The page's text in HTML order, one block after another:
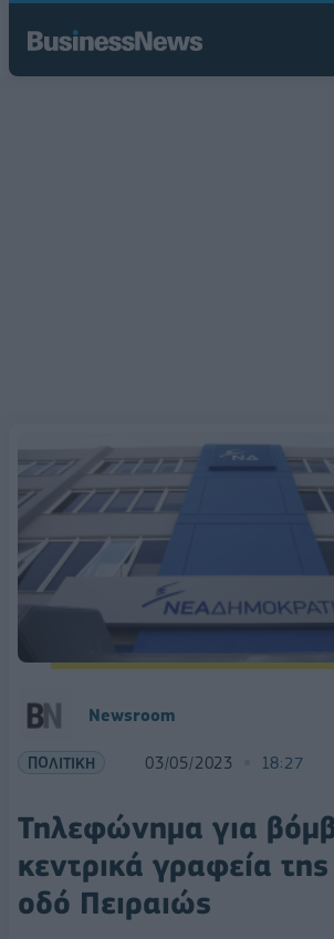
Newsroom
ΠΟΛΙΤΙΚΗ 03/05/2023 18:27
Τηλεφώνημα για
κεντρικά γραφεία
οδό Πειραιώς